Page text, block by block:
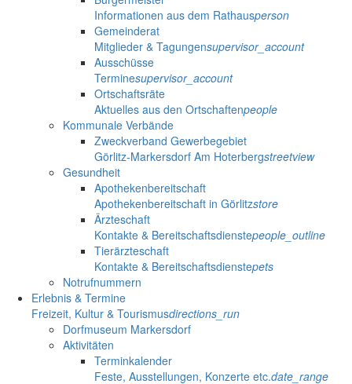
Informationen aus dem Rathausperson
Gemeinderat
Mitglieder & Tagungensupervisor_account
Ausschüsse
Terminesupervisor_account
Ortschaftsräte
Aktuelles aus den Ortschaftenpeople
Kommunale Verbände
Zweckverband Gewerbegebiet
Görlitz-Markersdorf Am Hoterbergstreetview
Gesundheit
Apothekenbereitschaft
Apothekenbereitschaft in Görlitzstore
Ärzteschaft
Kontakte & Bereitschaftsdienstepeople_outline
Tierärzteschaft
Kontakte & Bereitschaftsdienstepets
Notrufnummern
Erlebnis & Termine
Freizeit, Kultur & Tourismusdirections_run
Dorfmuseum Markersdorf
Aktivitäten
Terminkalender
Feste, Ausstellungen, Konzerte etc.date_range